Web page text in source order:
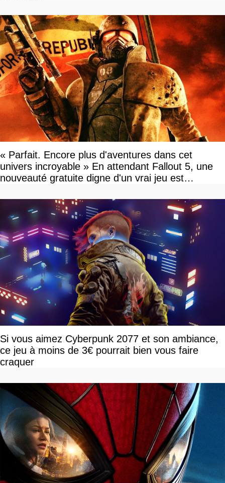
« Parfait. Encore plus d'aventures dans cet
univers incroyable » En attendant Fallout 5, une
nouveauté gratuite digne d'un vrai jeu est
Si vous aimez Cyberpunk 2077 et son ambiance,
ce jeu à moins de 3€ pourrait bien vous faire
craquer